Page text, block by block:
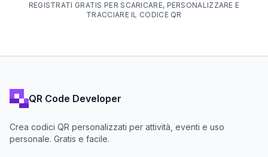
REGISTRATI GRATIS PER SCARICARE, PERSONALIZZARE E
TRACCIARE IL CODICE QR
QR Code Developer
Crea codici QR personalizzati per attività, eventi e uso
personale. Gratis e facile.